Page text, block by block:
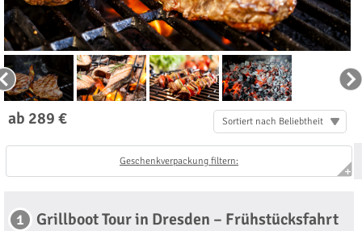
ab 289 € Sortiert nach Beliebtheit
Geschenkverpackung filtern:
1 Grillboot Tour in Dresden – Frühstücksfahrt